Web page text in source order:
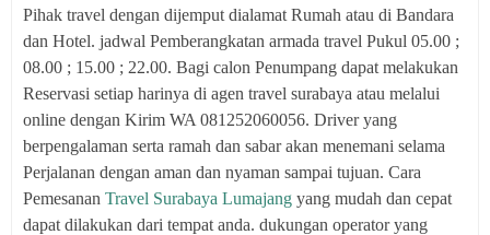
Pihak travel dengan dijemput dialamat Rumah atau di Bandara
dan Hotel. jadwal Pemberangkatan armada travel Pukul 05.00 ;
08.00 ; 15.00 ; 22.00. Bagi calon Penumpang dapat melakukan
Reservasi setiap harinya di agen travel surabaya atau melalui
online dengan Kirim WA 081252060056. Driver yang
berpengalaman serta ramah dan sabar akan menemani selama
Perjalanan dengan aman dan nyaman sampai tujuan. Cara
Pemesanan Travel Surabaya Lumajang yang mudah dan cepat
dapat dilakukan dari tempat anda. dukungan operator yang